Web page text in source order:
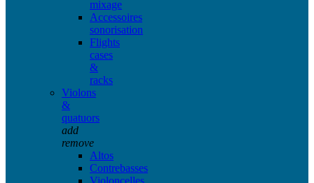
mixage
Accessoires
sonorisation
Flights
cases
&
racks
Violons
&
quatuors
add
remove
Altos
Contrebasses
Violoncelles